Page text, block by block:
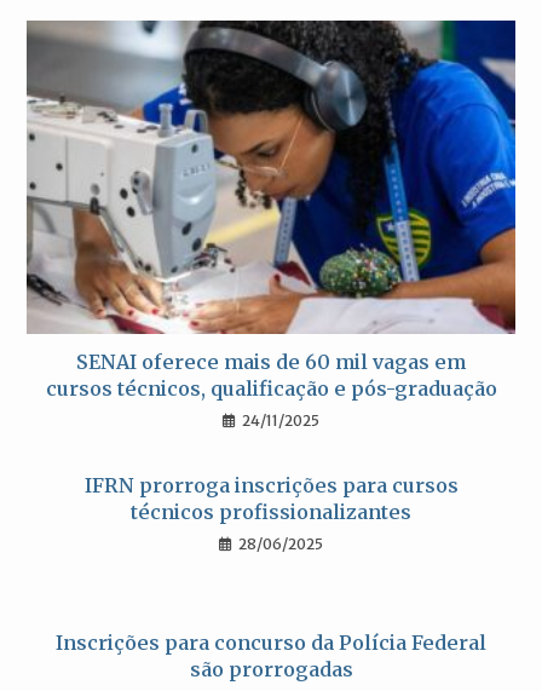
SENAI oferece mais de 60 mil vagas em
cursos técnicos, qualificação e pós-graduação
24/11/2025
IFRN prorroga inscrições para cursos
técnicos profissionalizantes
28/06/2025
Inscrições para concurso da Polícia Federal
são prorrogadas